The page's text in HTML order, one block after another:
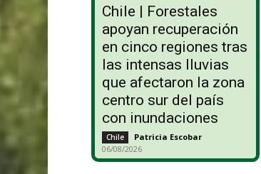
Chile | Forestales
apoyan recuperación
en cinco regiones tras
las intensas lluvias
que afectaron la zona
centro sur del país
con inundaciones
Chile Patricia Escobar -
06/08/2026